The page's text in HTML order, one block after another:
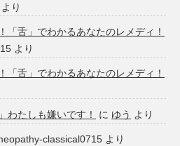
より
「舌」でわかるあなたのレメディ！
より
「舌」でわかるあなたのレメディ！
わたしも嫌いです！ に ゆう より
classical0715 より